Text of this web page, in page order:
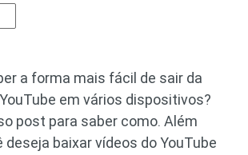
a forma mais fácil de sair da
em vários dispositivos?
post para saber como. Além
deseja baixar vídeos do YouTube